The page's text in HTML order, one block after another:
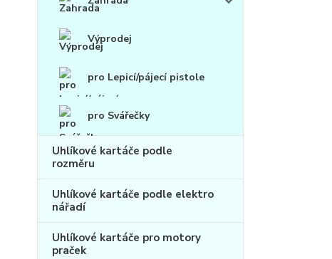
Výprodej
pro Lepicí/pájecí pistole
pro Svářečky
Uhlíkové kartáče podle
rozměru
Uhlíkové kartáče podle elektro
nářadí
Uhlíkové kartáče pro motory
praček